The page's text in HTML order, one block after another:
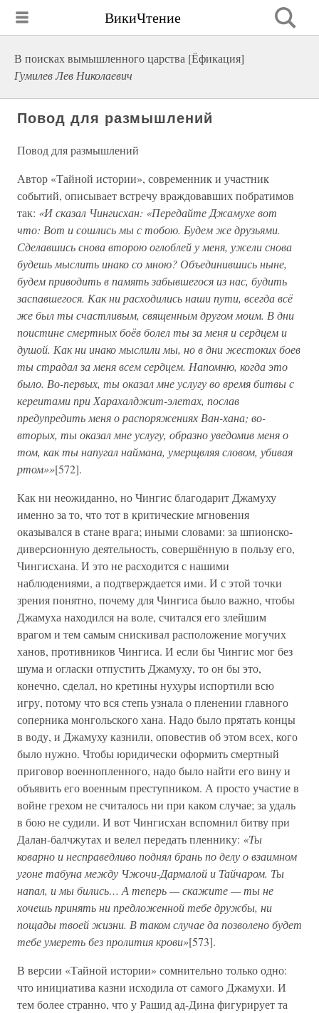
ВикиЧтение
В поисках вымышленного царства [Ёфикация]
Гумилев Лев Николаевич
Повод для размышлений
Повод для размышлений
Автор «Тайной истории», современник и участник
событий, описывает встречу враждовавших побратимов
так: «И сказал Чингисхан: «Передайте Джамухе вот
что: Вот и сошлись мы с тобою. Будем же друзьями.
Сделавшись снова второю оглоблей у меня, ужели снова
будешь мыслить инако со мною? Объединившись ныне,
будем приводить в память забывшегося из нас, будить
заспавшегося. Как ни расходились наши пути, всегда всё
же был ты счастливым, священным другом моим. В дни
поистине смертных боёв болел ты за меня и сердцем и
душой. Как ни инако мыслили мы, но в дни жестоких боев
ты страдал за меня всем сердцем. Напомню, когда это
было. Во-первых, ты оказал мне услугу во время битвы с
кереитами при Харахалджит-элетах, послав
предупредить меня о распоряжениях Ван-хана; во-
вторых, ты оказал мне услугу, образно уведомив меня о
том, как ты напугал наймана, умерщвляя словом, убивая
ртом»»[572].
Как ни неожиданно, но Чингис благодарит Джамуху
именно за то, что тот в критические мгновения
оказывался в стане врага; иными словами: за шпионско-
диверсионную деятельность, совершённую в пользу его,
Чингисхана. И это не расходится с нашими
наблюдениями, а подтверждается ими. И с этой точки
зрения понятно, почему для Чингиса было важно, чтобы
Джамуха находился на воле, считался его злейшим
врагом и тем самым снискивал расположение могучих
ханов, противников Чингиса. И если бы Чингис мог без
шума и огласки отпустить Джамуху, то он бы это,
конечно, сделал, но кретины нухуры испортили всю
игру, потому что вся степь узнала о пленении главного
соперника монгольского хана. Надо было прятать концы
в воду, и Джамуху казнили, оповестив об этом всех, кого
было нужно. Чтобы юридически оформить смертный
приговор военнопленного, надо было найти его вину и
объявить его военным преступником. А просто участие в
войне грехом не считалось ни при каком случае; за удаль
в бою не судили. И вот Чингисхан вспомнил битву при
Далан-балчжутах и велел передать пленнику: «Ты
коварно и несправедливо поднял брань по делу о взаимном
угоне табуна между Чжочи-Дармалой и Тайчаром. Ты
напал, и мы бились… А теперь — скажите — ты не
хочешь принять ни предложенной тебе дружбы, ни
пощады твоей жизни. В таком случае да позволено будет
тебе умереть без пролития крови»[573].
В версии «Тайной истории» сомнительно только одно:
что инициатива казни исходила от самого Джамухи. И
тем более странно, что у Рашид ад-Дина фигурирует та